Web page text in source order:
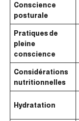
Conscience
posturale
Pratiques de
pleine
conscience
Considérations
nutritionnelles
Hydratation